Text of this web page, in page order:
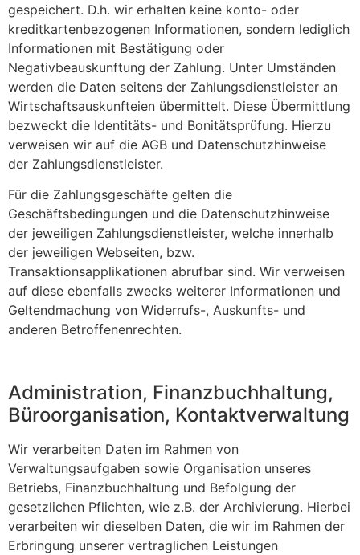
gespeichert. D.h. wir erhalten keine konto- oder
kreditkartenbezogenen Informationen, sondern lediglich
Informationen mit Bestätigung oder
Negativbeauskunftung der Zahlung. Unter Umständen
werden die Daten seitens der Zahlungsdienstleister an
Wirtschaftsauskunfteien übermittelt. Diese Übermittlung
bezweckt die Identitäts- und Bonitätsprüfung. Hierzu
verweisen wir auf die AGB und Datenschutzhinweise
der Zahlungsdienstleister.
Für die Zahlungsgeschäfte gelten die
Geschäftsbedingungen und die Datenschutzhinweise
der jeweiligen Zahlungsdienstleister, welche innerhalb
der jeweiligen Webseiten, bzw.
Transaktionsapplikationen abrufbar sind. Wir verweisen
auf diese ebenfalls zwecks weiterer Informationen und
Geltendmachung von Widerrufs-, Auskunfts- und
anderen Betroffenenrechten.
Administration, Finanzbuchhaltung,
Büroorganisation, Kontaktverwaltung
Wir verarbeiten Daten im Rahmen von
Verwaltungsaufgaben sowie Organisation unseres
Betriebs, Finanzbuchhaltung und Befolgung der
gesetzlichen Pflichten, wie z.B. der Archivierung. Hierbei
verarbeiten wir dieselben Daten, die wir im Rahmen der
Erbringung unserer vertraglichen Leistungen